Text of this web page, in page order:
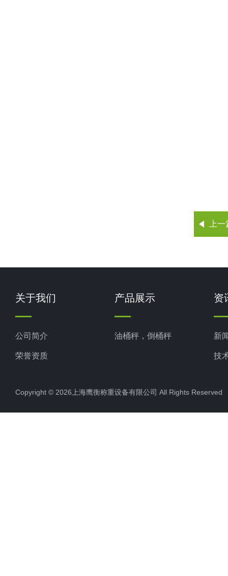
上
关于我们
公司简介
荣誉资质
产品展示
油桶秤，倒桶秤
资
新
技
Copyright © 2026上海鹰衡称重设备有限公司 All Rights